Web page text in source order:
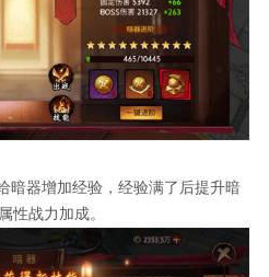
暗器增加经验，经验满了后提升暗
性战力加成。